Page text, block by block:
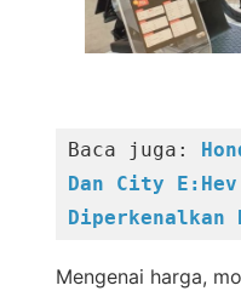
Baca juga:
Dan City E:Hev
Diperkenalkan
Mengenai harga,